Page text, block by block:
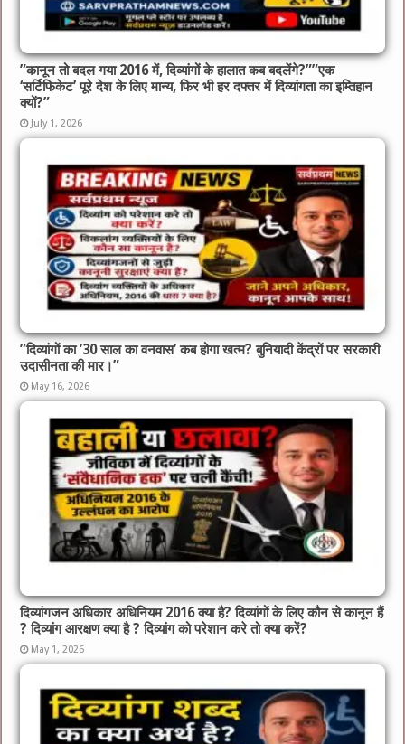
​”कानून तो बदल गया 2016 में, दिव्यांगों के हालात कब बदलेंगे?”​”एक
‘सर्टिफिकेट’ पूरे देश के लिए मान्य, फिर भी हर दफ्तर में दिव्यांगता का इम्तिहान
क्यों?”
July 1, 2026
​”दिव्यांगों का ’30 साल का वनवास’ कब होगा खत्म? बुनियादी केंद्रों पर सरकारी
उदासीनता की मार।”
May 16, 2026
दिव्यांगजन अधिकार अधिनियम 2016 क्या है? दिव्यांगों के लिए कौन से कानून हैं
? दिव्यांग आरक्षण क्या है ? दिव्यांग को परेशान करे तो क्या करें?
May 1, 2026